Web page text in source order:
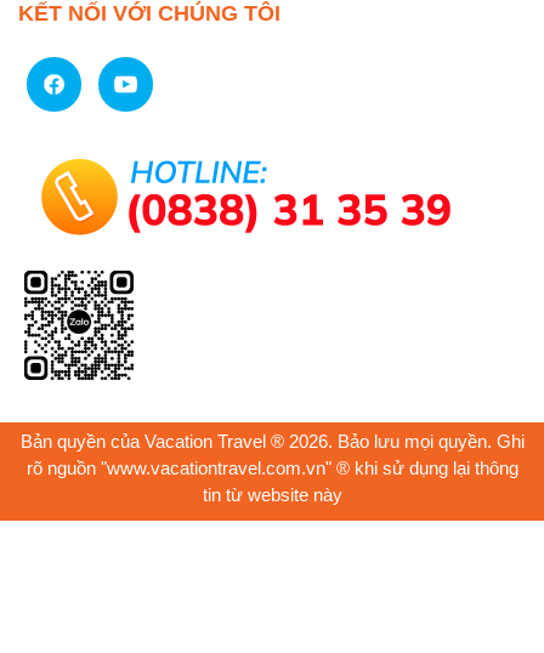
KẾT NỐI VỚI CHÚNG TÔI
Bản quyền của Vacation Travel ® 2026. Bảo lưu mọi quyền. Ghi
rõ nguồn "www.vacationtravel.com.vn" ® khi sử dụng lại thông
tin từ website này